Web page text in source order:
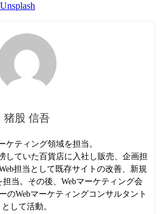
Unsplash
猪股 信吾
ケティング領域を担当。
していた百貨店に入社し販売、企画担
担当として既存サイトの改善、新規
当。その後、Webマーケティング会
のWebマーケティングコンサルタント
として活動。